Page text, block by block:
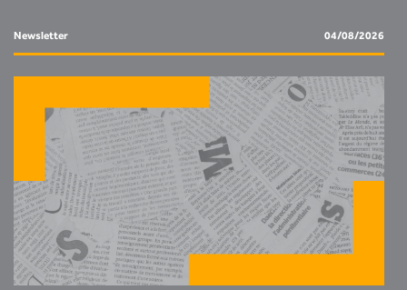
Newsletter 04/08/2026